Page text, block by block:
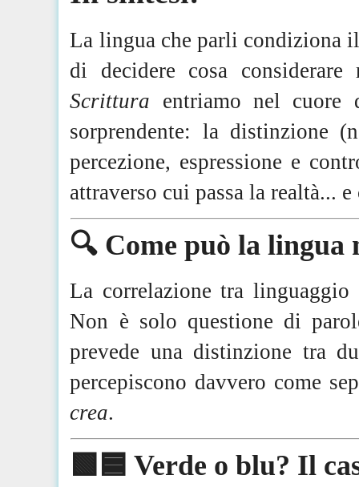
La lingua che parli condiziona
di decidere cosa
Scrittura entriamo nel cuore
sorprendente: la distinzione
percezione, espressione e
attraverso cui passa la realtà...
🔍 Come può la lingua
La correlazione tra
Non è solo questione di
prevede una distinzione tra
percepiscono davvero come
crea.
🟩🟦 Verde o blu? Il